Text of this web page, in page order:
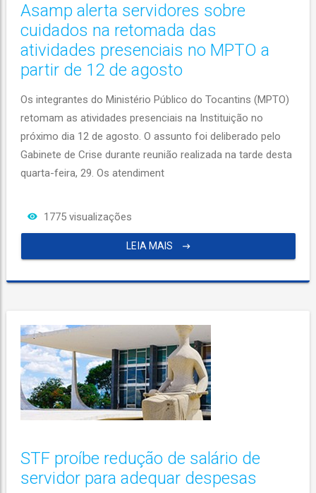
Asamp alerta servidores sobre
cuidados na retomada das
atividades presenciais no MPTO a
partir de 12 de agosto
Os integrantes do Ministério Público do Tocantins (MPTO)
retomam as atividades presenciais na Instituição no
próximo dia 12 de agosto. O assunto foi deliberado pelo
Gabinete de Crise durante reunião realizada na tarde desta
quarta-feira, 29. Os atendiment
1775 visualizações
LEIA MAIS
STF proíbe redução de salário de
servidor para adequar despesas